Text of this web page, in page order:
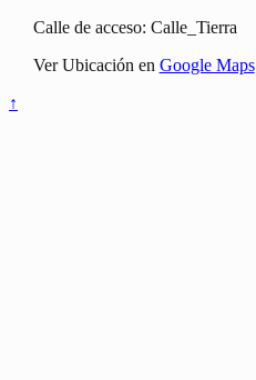
Calle de acceso: Calle_Tierra
Ver Ubicación en Google Maps
↑